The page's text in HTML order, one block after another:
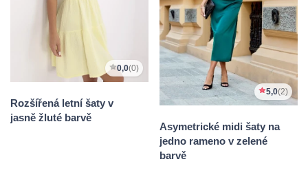
0,0(0)
Rozšířená letní šaty v
jasně žluté barvě
5,0(2)
Asymetrické midi šaty na
jedno rameno v zelené
barvě